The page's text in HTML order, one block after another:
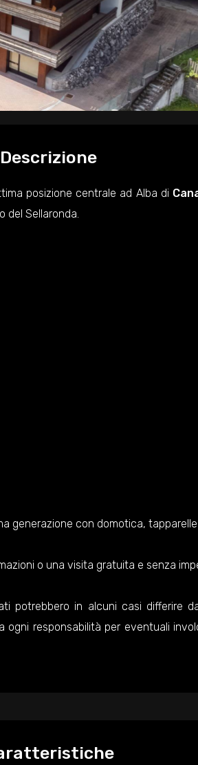
Descrizione
posizione centrale ad Alba di
del Sellaronda.
generazione con domotica,
o una visita gratuita e senza
potrebbero in alcuni casi differire
ogni responsabilità per eventuali